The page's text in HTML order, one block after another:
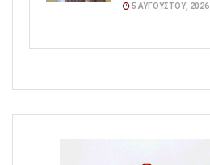
5 ΑΥΓΟΎΣΤΟΥ, 2026